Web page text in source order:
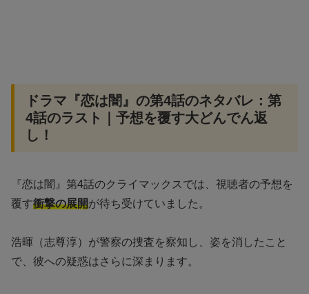
ドラマ『恋は闇』の第4話のネタバレ：第
4話のラスト｜予想を覆す大どんでん返
し！
『恋は闇』第4話のクライマックスでは、視聴者の予想を
覆す衝撃の展開が待ち受けていました。
浩暉（志尊淳）が警察の捜査を察知し、姿を消したこと
で、彼への疑惑はさらに深まります。